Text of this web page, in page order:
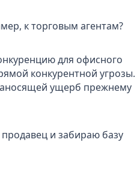
к торговым агентам?
для офисного
конкурентной угрозы.
ущерб прежнему
и забираю базу